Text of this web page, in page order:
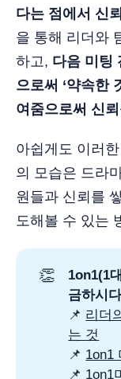
다는 점에서 신
을 통해 리더와
하고, 다음 미팅
으로써 ‘약속한
여줌으로써 신
아쉽게도 이러
의 모습은 드라
원들과 신뢰를
도해볼 수 있는
👏
1on1(1
금하시
📌 리더
는 것
📌 1on1
📌 1on1